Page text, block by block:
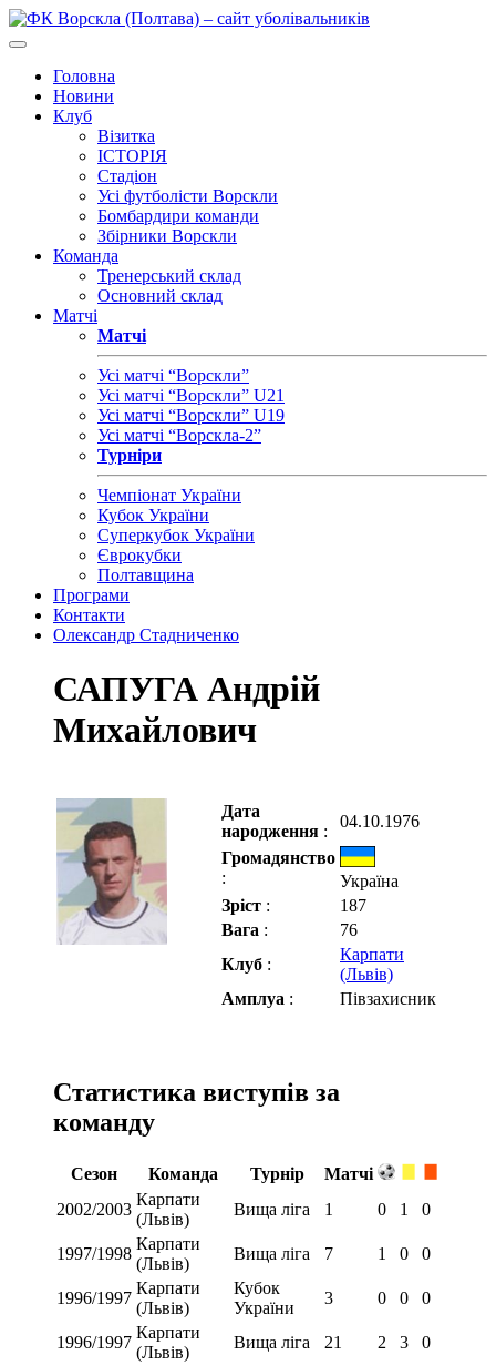
Головна
Новини
Клуб
Візитка
ІСТОРІЯ
Стадіон
Усі футболісти Ворскли
Бомбардири команди
Збірники Ворскли
Команда
Тренерський склад
Основний склад
Матчі
Матчі
Усі матчі “Ворскли”
Усі матчі “Ворскли” U21
Усі матчі “Ворскли” U19
Усі матчі “Ворскла-2”
Турніри
Чемпіонат України
Кубок України
Суперкубок України
Єврокубки
Полтавщина
Програми
Контакти
Олександр Стадниченко
САПУГА Андрій
Михайлович
Дата
народження :
04.10.1976
Громадянство
:
Україна
Зріст :
187
Вага :
76
Клуб :
Карпати
(Львів)
Амплуа : Півзахисник
Статистика виступів за
команду
Сезон Команда Турнір
Матчі
2002/2003
Карпати
(Львів)
Вища ліга 1 0 1 0
1997/1998
Карпати
(Львів)
Вища ліга 7 1 0 0
1996/1997
Карпати
(Львів)
Кубок
України
3 0 0 0
1996/1997
Карпати
(Львів)
Вища ліга 21 2 3 0